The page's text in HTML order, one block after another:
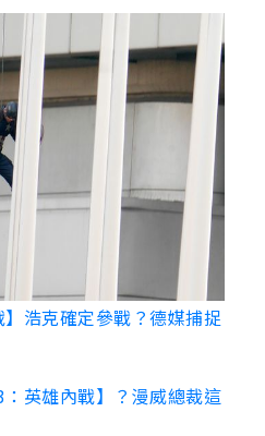
】浩克確定參戰？德媒捕捉
英雄內戰】？漫威總裁這